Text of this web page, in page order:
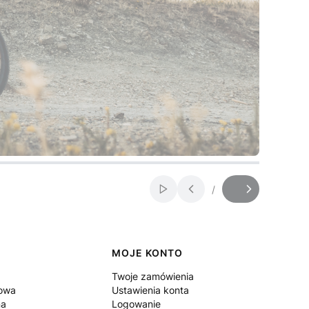
Włącz automatyczne
Slajd
/
z
MOJE KONTO
Twoje zamówienia
Ustawienia konta
Logowanie